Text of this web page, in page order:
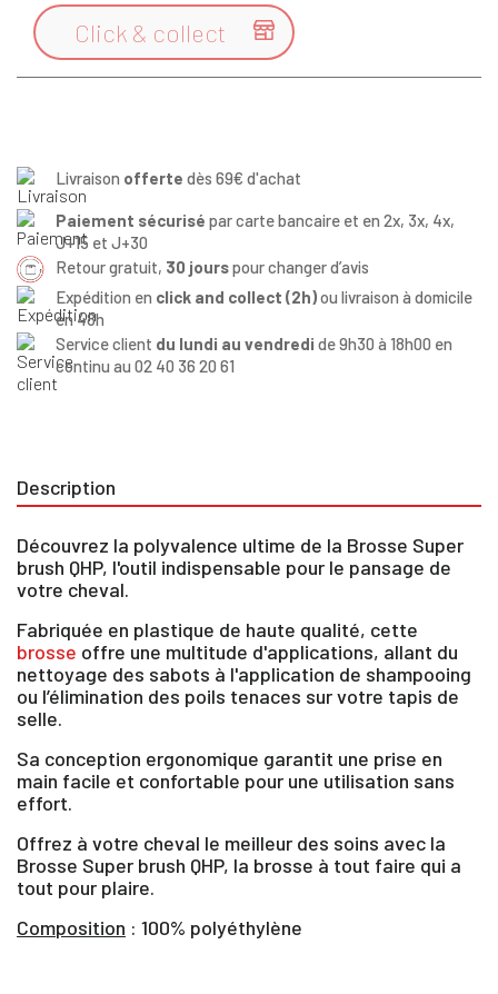

Click & collect
Livraison offerte dès 69€ d'achat
Paiement sécurisé par carte bancaire et en 2x, 3x, 4x,
J+15 et J+30
Retour gratuit, 30 jourspour changer d’avis
Expédition en click and collect (2h)ou livraison à domicile
en 48h
Service client du lundi au vendredi de 9h30 à 18h00 en
continu au 02 40 36 20 61
Description
Découvrez la polyvalence ultime de la Brosse Super
brush QHP, l'outil indispensable pour le pansage de
votre cheval.
Fabriquée en plastique de haute qualité, cette
brosse offre une multitude d'applications, allant du
nettoyage des sabots à l'application de shampooing
ou l’élimination des poils tenaces sur votre tapis de
selle.
Sa conception ergonomique garantit une prise en
main facile et confortable pour une utilisation sans
effort.
Offrez à votre cheval le meilleur des soins avec la
Brosse Super brush QHP, la brosse à tout faire qui a
tout pour plaire.
Composition : 100% polyéthylène